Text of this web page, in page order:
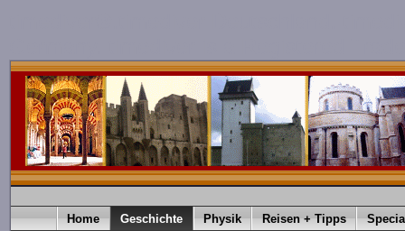
Home Geschichte Physik Reisen + Tipps